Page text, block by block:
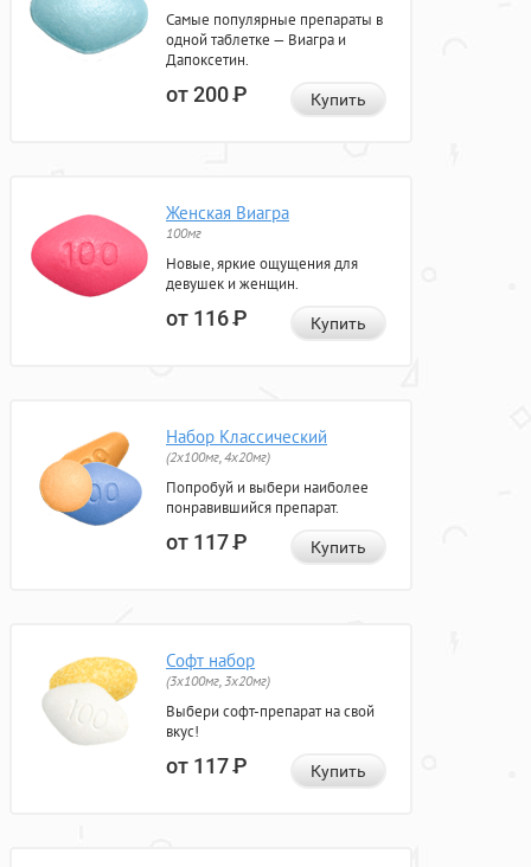
Самые популярные препараты в
одной таблетке — Виагра и
Дапоксетин.
от 200Р Купить
Женская Виагра
100мг
Новые, яркие ощущения для
девушек и женщин.
от 116Р Купить
Набор Классический
(2x100мг, 4x20мг)
Попробуй и выбери наиболее
понравившийся препарат.
от 117Р Купить
Софт набор
(3x100мг, 3x20мг)
Выбери софт-препарат на свой
вкус!
от 117Р Купить